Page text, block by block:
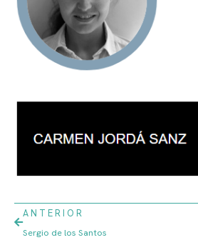
ANTERIOR
Sergio de los Santos